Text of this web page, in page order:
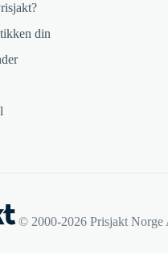
din
© 2000-2026 Prisjakt Norge